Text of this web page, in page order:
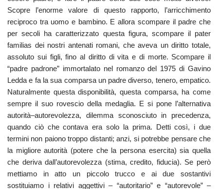
Scopre l’enorme valore di questo rapporto, l’arricchimento
reciproco tra uomo e bambino. E allora scompare il padre che
per secoli ha caratterizzato questa figura, scompare il pater
familias dei nostri antenati romani, che aveva un diritto totale,
assoluto sui figli, fino al diritto di vita e di morte. Scompare il
“padre padrone” immortalato nel romanzo del 1975 di Gavino
Ledda e fa la sua comparsa un padre diverso, tenero, empatico.
Naturalmente questa disponibilità, questa comparsa, ha come
sempre il suo rovescio della medaglia. E si pone l’alternativa
autorità–autorevolezza, dilemma sconosciuto in precedenza,
quando ciò che contava era solo la prima. Detti così, i due
termini non paiono troppo distanti; anzi, si potrebbe pensare che
la migliore autorità (potere che la persona esercita) sia quella
che deriva dall’autorevolezza (stima, credito, fiducia). Se però
mettiamo in atto un piccolo trucco e ai due sostantivi
sostituiamo i relativi aggettivi – “autoritario” e “autorevole” –